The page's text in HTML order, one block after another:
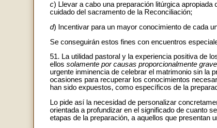
c) Llevar a cabo una preparación litúrgica
cuidado del sacramento de la Reconciliación;
d) Incentivar para un mayor conocimiento de cada
Se conseguirán estos fines con encuentros
51. La utilidad pastoral y la experiencia positiva de
ellos solamente por causas proporcionalmente
urgente inminencia de celebrar el matrimonio sin la
ocasiones para recuperar los conocimientos
han sido expuestos, como específicos de la
Lo pide así la necesidad de personalizar
orientada a profundizar en el significado de cuanto
etapas de la preparación, a aquellos que presentan